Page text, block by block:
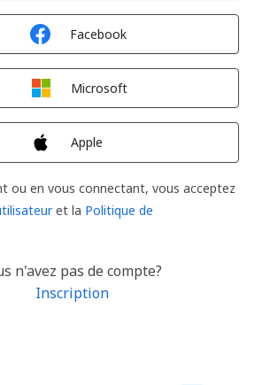
Facebook
Microsoft
Apple
ou en vous connectant, vous acceptez
et la Politique de
n'avez pas de compte?
Inscription